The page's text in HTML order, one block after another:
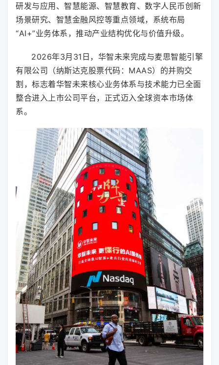
研发与应用、智慧能源、智慧教育、数字人民币创新
场景研究、智慧金融风控等重点领域，系统布局
“AI+”业务体系，推动产业结构优化与价值升级。
2026年3月31日，华智未来完成与麦思智能引擎
有限公司（纳斯达克股票代码：MAAS）的并购交
割，标志着华智未来核心业务体系与技术能力已全面
整合进入上市公司平台，正式迈入全球资本市场体
系。